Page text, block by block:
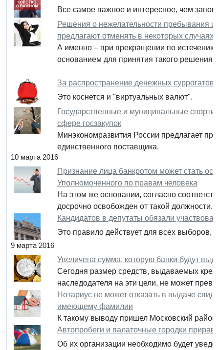
Все самое важное и интересное, чем
Решения о нежелательности пребывания
предлагают отменять в некоторых случаях
А именно – при прекращении по истечению
основанием для принятия такого решения.
За распространение денежных суррогатов
Это коснется и "виртуальных валют".
Государственные и муниципальные
сфере госзакупок
Минэкономразвития России предлагает
единственного поставщика.
10 марта 2016
Признание лица банкротом может стать
Уполномоченного по правам человека
На этом же основании, согласно
досрочно освобожден от такой должности.
Кандидатов в депутаты обязали
Это правило действует для всех выборов,
9 марта 2016
Увеличена сумма, которую банки будут
Сегодня размер средств, выдаваемых
наследодателя на эти цели, не может
Нотариус не может отказать в выдаче
имеющему фамилии
К такому выводу пришел Московский
Автопробеги и палаточные городки
Об их организации необходимо будет